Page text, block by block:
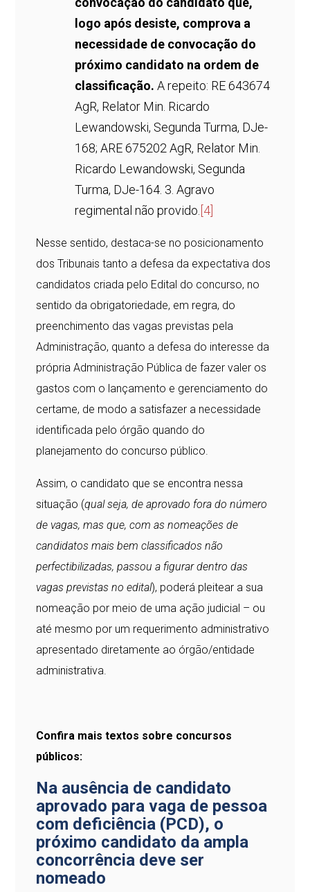
logo após desiste, comprova a
necessidade de convocação do
próximo candidato na ordem de
classificação. A repeito: RE 643674
AgR, Relator Min. Ricardo
Lewandowski, Segunda Turma, DJe-
168; ARE 675202 AgR, Relator Min.
Ricardo Lewandowski, Segunda
Turma, DJe-164. 3. Agravo
regimental não provido. [4]
Nesse sentido, destaca-se no posicionamento
dos Tribunais tanto a defesa da expectativa dos
candidatos criada pelo Edital do concurso, no
sentido da obrigatoriedade, em regra, do
preenchimento das vagas previstas pela
Administração, quanto a defesa do interesse da
própria Administração Pública de fazer valer os
gastos com o lançamento e gerenciamento do
certame, de modo a satisfazer a necessidade
identificada pelo órgão quando do
planejamento do concurso público.
Assim, o candidato que se encontra nessa
situação (qual seja, de aprovado fora do número
de vagas, mas que, com as nomeações de
candidatos mais bem classificados não
perfectibilizadas, passou a figurar dentro das
vagas previstas no edital), poderá pleitear a sua
nomeação por meio de uma ação judicial – ou
até mesmo por um requerimento administrativo
apresentado diretamente ao órgão/entidade
administrativa.
Confira mais textos sobre concursos
públicos:
Na ausência de candidato
aprovado para vaga de pessoa
com deficiência (PCD), o
próximo candidato da ampla
concorrência deve ser
nomeado